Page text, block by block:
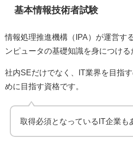
基本情報技術者試験
情報処理推進機構（IPA）が運営す
ンピュータの基礎知識を身につける
社内SEだけでなく、IT業界を目指
めに目指す資格です。
取得必須となっているIT企業も